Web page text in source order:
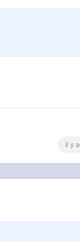
il y